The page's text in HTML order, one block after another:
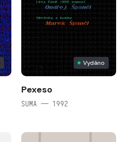
Vydáno
Pexeso
SUMA — 1992